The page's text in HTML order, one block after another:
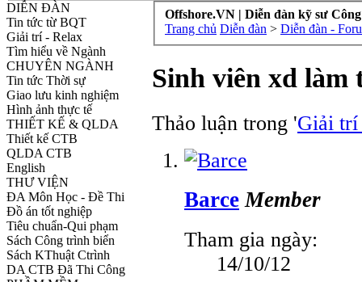
DIỄN ĐÀN
Tin tức từ BQT
Giải trí - Relax
Tìm hiểu về Ngành
CHUYÊN NGÀNH
Tin tức Thời sự
Giao lưu kinh nghiệm
Hình ảnh thực tế
THIẾT KẾ & QLDA
Thiết kế CTB
QLDA CTB
English
THƯ VIỆN
ĐA Môn Học - Đề Thi
Đồ án tốt nghiệp
Tiêu chuẩn-Qui phạm
Sách Công trình biển
Sách KThuật Ctrình
DA CTB Đã Thi Công
Offshore.VN | Diễn đàn kỹ sư
Trang chủ Diễn đàn > Diễn đàn -
Sinh viên xd làm
Thảo luận trong 'Giải trí
Barce Member
Tham gia ngày:
14/10/12